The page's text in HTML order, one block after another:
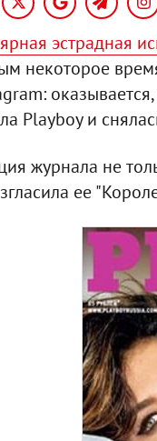
эстрадная
некоторое
Playboy и
журнала не
ее